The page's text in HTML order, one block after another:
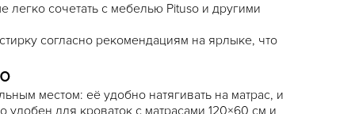
сочетать с мебелью Pituso и другими
согласно рекомендациям на ярлыке, что
местом: её удобно натягивать на матрас, и